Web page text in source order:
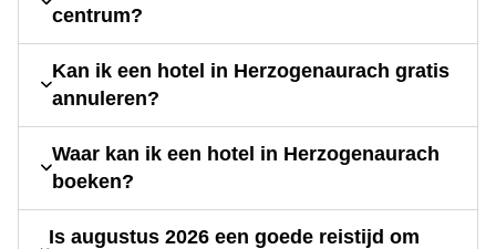
centrum?
Kan ik een hotel in Herzogenaurach gratis
annuleren?
Waar kan ik een hotel in Herzogenaurach
boeken?
Is augustus 2026 een goede reistijd om